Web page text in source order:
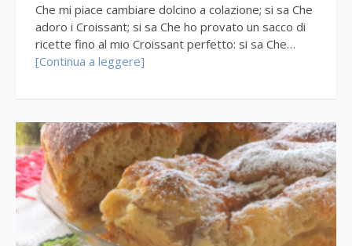
Che mi piace cambiare dolcino a colazione; si sa Che
adoro i Croissant; si sa Che ho provato un sacco di
ricette fino al mio Croissant perfetto: si sa Che…
[Continua a leggere]